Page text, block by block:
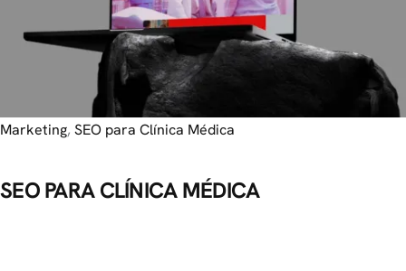
Marketing, SEO para Clínica Médica
SEO PARA CLÍNICA MÉDICA